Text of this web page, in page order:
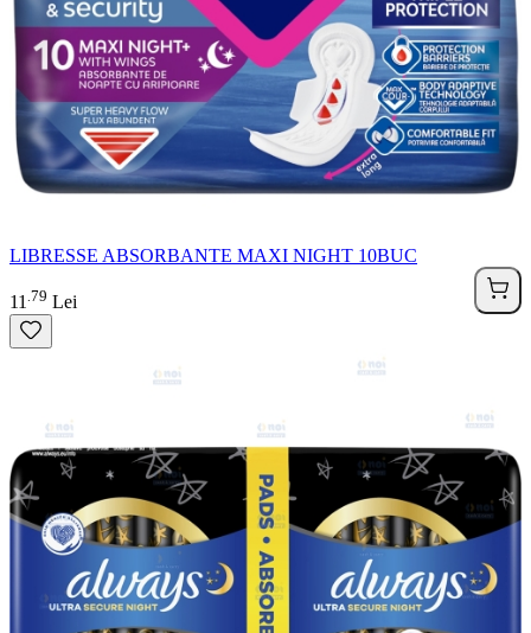
LIBRESSE ABSORBANTE MAXI NIGHT 10BUC
11 79 Lei